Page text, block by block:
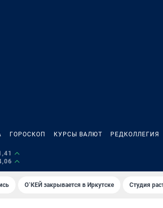
ГОРОСКОП КУРСЫ ВАЛЮТ РЕДКОЛЛЕГИЯ
О`КЕЙ закрывается в Иркутске Студия